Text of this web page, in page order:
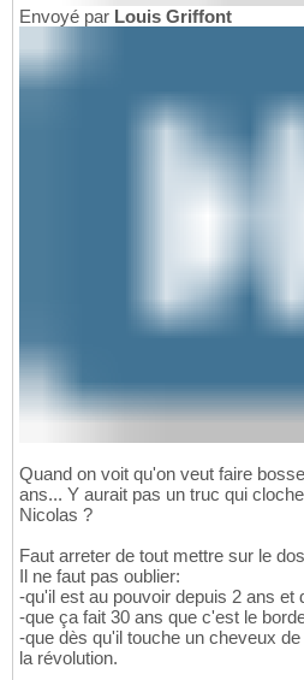
Envoyé par Louis Griffont
Quand on voit qu'on veut faire
ans... Y aurait pas un truc qui
Nicolas ?
Faut arreter de tout mettre sur le
Il ne faut pas oublier:
-qu'il est au pouvoir depuis 2 ans et
-que ça fait 30 ans que c'est le
-que dès qu'il touche un cheveux
la révolution.